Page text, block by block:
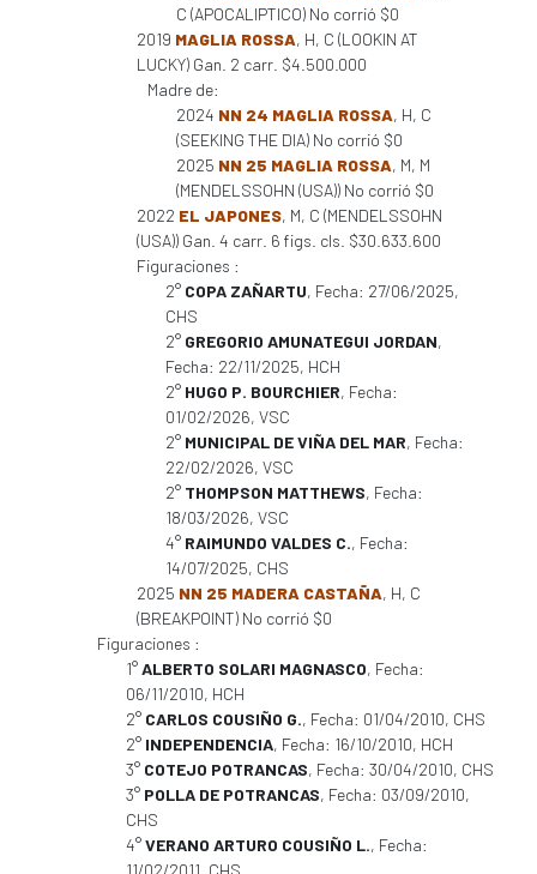
C (APOCALIPTICO) No corrió $0
2019 MAGLIA ROSSA, H, C (LOOKIN AT
LUCKY) Gan. 2 carr. $4.500.000
Madre de:
2024 NN 24 MAGLIA ROSSA, H, C
(SEEKING THE DIA) No corrió $0
2025 NN 25 MAGLIA ROSSA, M, M
(MENDELSSOHN (USA)) No corrió $0
2022 EL JAPONES, M, C (MENDELSSOHN
(USA)) Gan. 4 carr. 6 figs. cls. $30.633.600
Figuraciones :
2° COPA ZAÑARTU, Fecha: 27/06/2025,
CHS
2° GREGORIO AMUNATEGUI JORDAN,
Fecha: 22/11/2025, HCH
2° HUGO P. BOURCHIER, Fecha:
01/02/2026, VSC
2° MUNICIPAL DE VIÑA DEL MAR, Fecha:
22/02/2026, VSC
2° THOMPSON MATTHEWS, Fecha:
18/03/2026, VSC
4° RAIMUNDO VALDES C., Fecha:
14/07/2025, CHS
2025 NN 25 MADERA CASTAÑA, H, C
(BREAKPOINT) No corrió $0
Figuraciones :
1°ALBERTO SOLARI MAGNASCO, Fecha:
06/11/2010, HCH
2° CARLOS COUSIÑO G., Fecha: 01/04/2010, CHS
2° INDEPENDENCIA, Fecha: 16/10/2010, HCH
3° COTEJO POTRANCAS, Fecha: 30/04/2010, CHS
3° POLLA DE POTRANCAS, Fecha: 03/09/2010,
CHS
4°VERANO ARTURO COUSIÑO L., Fecha:
11/02/2011, CHS